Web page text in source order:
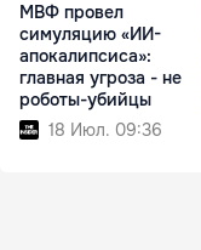
МВФ провел
симуляцию «ИИ-
апокалипсиса»:
главная угроза - не
роботы-убийцы
18 Июл. 09:36